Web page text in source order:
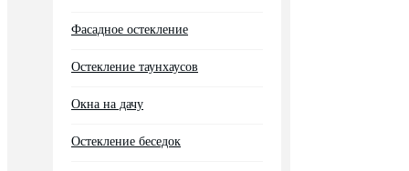
Фасадное остекление
Остекление таунхаусов
Окна на дачу
Остекление беседок